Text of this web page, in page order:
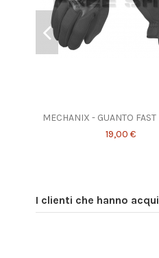
MECHANIX - GUANTO FAST
19,00 €
I clienti che hanno